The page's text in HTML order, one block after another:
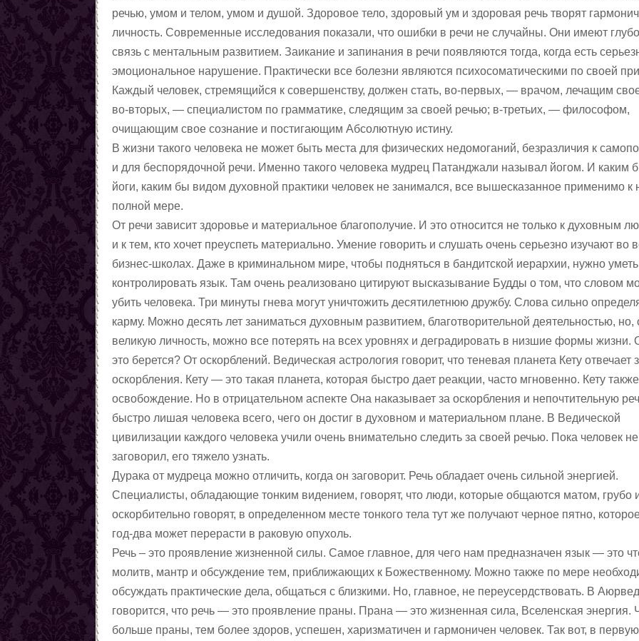
речью, умом и телом, умом и душой. Здоровое тело, здоровый ум и здоровая речь творят
личность. Современные исследования показали, что ошибки в речи не случайны. Они имеют
связь с ментальным развитием. Заикание и запинания в речи появляются тогда, когда есть
эмоциональное нарушение. Практически все болезни являются психосоматическими по своей
Каждый человек, стремящийся к совершенству, должен стать, во-первых, — врачом, лечащим
во-вторых, — специалистом по грамматике, следящим за своей речью; в-третьих, — философом,
очищающим свое сознание и постигающим Абсолютную истину.
В жизни такого человека не может быть места для физических недомоганий, безразличия к
и для беспорядочной речи. Именно такого человека мудрец Патанджали называл йогом. И каким
йоги, каким бы видом духовной практики человек не занимался, все вышесказанное применимо к
полной мере.
От речи зависит здоровье и материальное благополучие. И это относится не только к духовным
и к тем, кто хочет преуспеть материально. Умение говорить и слушать очень серьезно изучают во
бизнес-школах. Даже в криминальном мире, чтобы подняться в бандитской иерархии, нужно уметь
контролировать язык. Там очень реализовано цитируют высказывание Будды о том, что словом
убить человека. Три минуты гнева могут уничтожить десятилетнюю дружбу. Слова сильно
карму. Можно десять лет заниматься духовным развитием, благотворительной деятельностью, но,
великую личность, можно все потерять на всех уровнях и деградировать в низшие формы жизни.
это берется? От оскорблений. Ведическая астрология говорит, что теневая планета Кету отвечает
оскорбления. Кету — это такая планета, которая быстро дает реакции, часто мгновенно. Кету
освобождение. Но в отрицательном аспекте Она наказывает за оскорбления и непочтительную
быстро лишая человека всего, чего он достиг в духовном и материальном плане. В Ведической
цивилизации каждого человека учили очень внимательно следить за своей речью. Пока человек не
заговорил, его тяжело узнать.
Дурака от мудреца можно отличить, когда он заговорит. Речь обладает очень сильной энергией.
Специалисты, обладающие тонким видением, говорят, что люди, которые общаются матом, грубо
оскорбительно говорят, в определенном месте тонкого тела тут же получают черное пятно,
год-два может перерасти в раковую опухоль.
Речь – это проявление жизненной силы. Самое главное, для чего нам предназначен язык — это
молитв, мантр и обсуждение тем, приближающих к Божественному. Можно также по мере
обсуждать практические дела, общаться с близкими. Но, главное, не переусердствовать. В
говорится, что речь — это проявление праны. Прана — это жизненная сила, Вселенская энергия.
больше праны, тем более здоров, успешен, харизматичен и гармоничен человек. Так вот, в первую